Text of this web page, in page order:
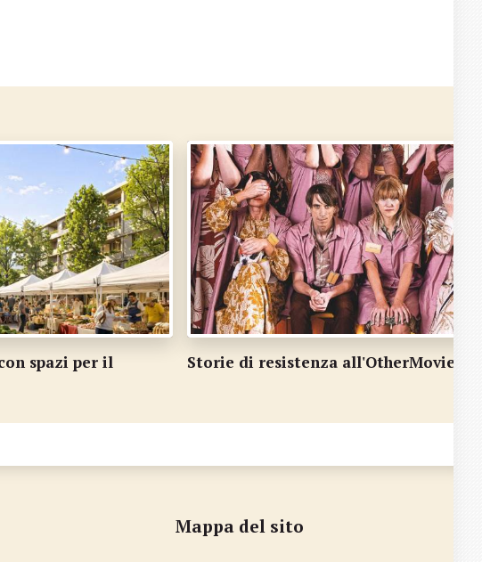
Storie di resistenza all'OtherMovie
Mappa del sito